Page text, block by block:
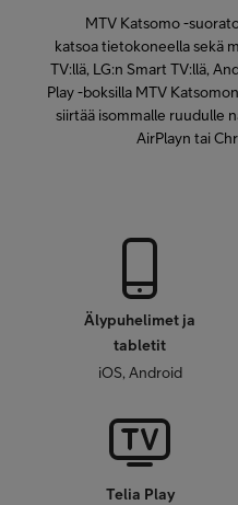
MTV Katsomo -
katsoa tietokoneella sekä
TV:llä, LG:n Smart TV:llä,
Play -boksilla MTV
siirtää isommalle ruudulle
AirPlayn tai
Älypuhelimet ja
tabletit
iOS, Android
Telia Play